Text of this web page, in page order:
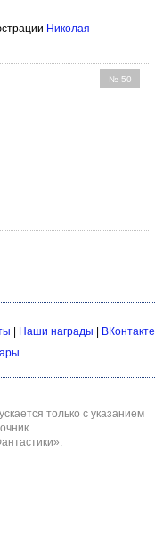
Николая
№ 50
| Наши награды | ВКонтакте
только с указанием